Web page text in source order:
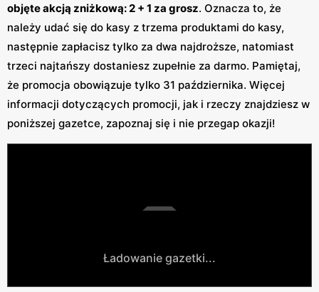
objęte akcją zniżkową: 2 + 1 za grosz. Oznacza to, że
należy udać się do kasy z trzema produktami do kasy,
następnie zapłacisz tylko za dwa najdroższe, natomiast
trzeci najtańszy dostaniesz zupełnie za darmo. Pamiętaj,
że promocja obowiązuje tylko 31 października. Więcej
informacji dotyczących promocji, jak i rzeczy znajdziesz w
poniższej gazetce, zapoznaj się i nie przegap okazji!
Ładowanie gazetki...